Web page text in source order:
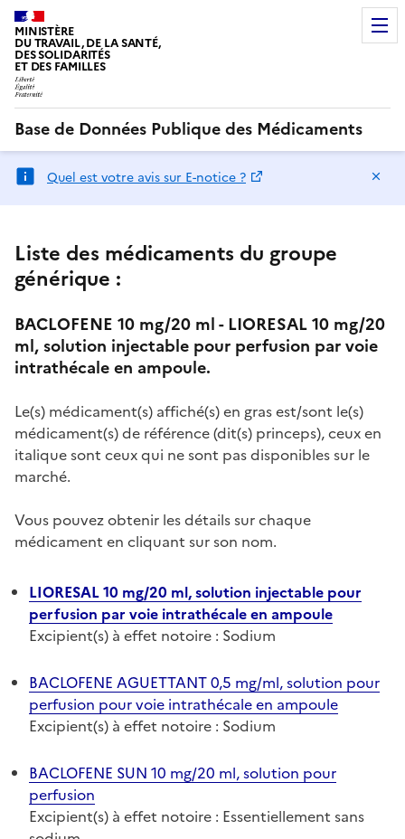
MINISTÈRE
DU TRAVAIL, DE LA SANTÉ,
DES SOLIDARITÉS
ET DES FAMILLES
Base de Données Publique des Médicaments
Quel est votre avis sur E-notice ?
Liste des médicaments du groupe
générique :
BACLOFENE 10 mg/20 ml - LIORESAL 10 mg/20
ml, solution injectable pour perfusion par voie
intrathécale en ampoule.
Le(s) médicament(s) affiché(s) en gras est/sont le(s)
médicament(s) de référence (dit(s) princeps), ceux en
italique sont ceux qui ne sont pas disponibles sur le
marché.
Vous pouvez obtenir les détails sur chaque
médicament en cliquant sur son nom.
LIORESAL 10 mg/20 ml, solution injectable pour
perfusion par voie intrathécale en ampoule
Excipient(s) à effet notoire : Sodium
BACLOFENE AGUETTANT 0,5 mg/ml, solution pour
perfusion pour voie intrathécale en ampoule
Excipient(s) à effet notoire : Sodium
BACLOFENE SUN 10 mg/20 ml, solution pour
perfusion
Excipient(s) à effet notoire : Essentiellement sans